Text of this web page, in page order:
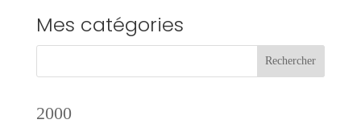
Mes catégories
2000